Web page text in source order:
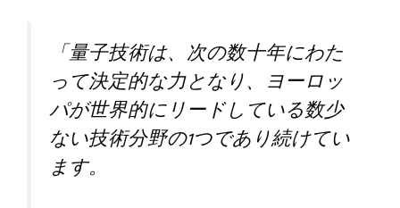
「量子技術は、次の数十年にわた
って決定的な力となり、ヨーロッ
パが世界的にリードしている数少
ない技術分野の1つであり続けてい
ます。